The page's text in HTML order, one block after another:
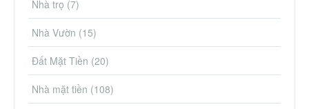
Nhà trọ (7)
Nhà Vườn (15)
Đất Mặt Tiền (20)
Nhà mặt tiền (108)